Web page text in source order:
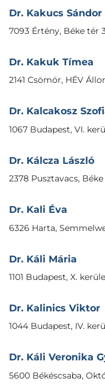
Dr. Kakucs Sándor
7093 Értény, Béke tér
Dr. Kakuk Tímea
2141 Csömör, HÉV
Dr. Kalcakosz
1067 Budapest, VI.
Dr. Kálcza László
2378 Pusztavacs, Béke
Dr. Kali Éva
6326 Harta,
Dr. Káli Mária
1101 Budapest, X.
Dr. Kalinics Viktor
1044 Budapest, IV.
Dr. Káli Veronika
5600 Békéscsaba,